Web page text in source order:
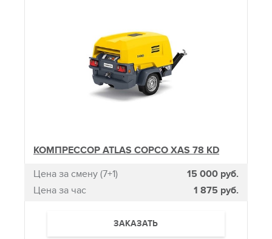
КОМПРЕССОР ATLAS COPCO XAS 78 KD
Цена за смену (7+1)
15 000 руб.
Цена за час
1 875 руб.
ЗАКАЗАТЬ